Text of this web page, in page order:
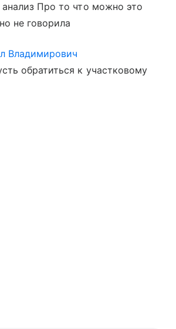
анализ Про то что можно это
не говорила
Владимирович
обратиться к участковому